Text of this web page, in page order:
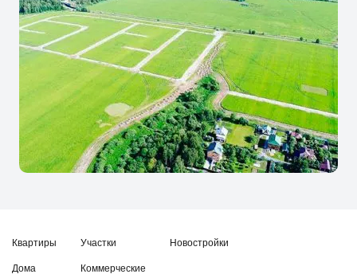
Квартиры
Дома
Участки
Коммерческие
Новостройки